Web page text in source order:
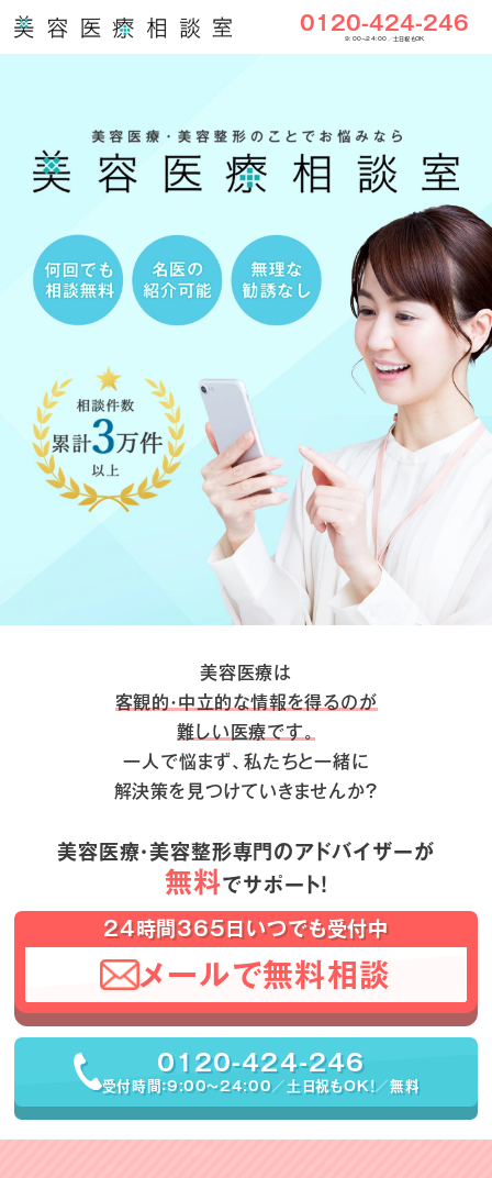
0120-424-246
9:00〜24:00／土日祝もOK
美容医療は
客観的・中立的な情報を得るのが
難しい医療です。
一人で悩まず、私たちと一緒に
解決策を見つけていきませんか？
美容医療・美容整形専門のアドバイザーが
無料でサポート！
24時間365日いつでも受付中
メールで無料相談
0120-424-246
受付時間：9:00〜24:00／土日祝もOK！／無料